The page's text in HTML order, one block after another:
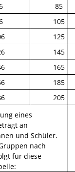
85
105
125
145
165
185
205
eines
an
und Schüler.
nach
für diese